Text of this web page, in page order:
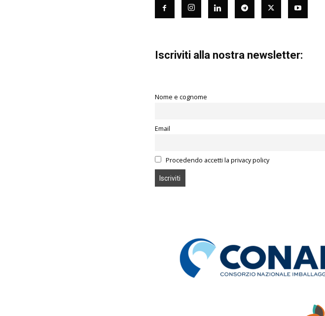
Iscriviti alla nostra newsletter:
Nome e cognome
Email
Procedendo accetti la privacy policy